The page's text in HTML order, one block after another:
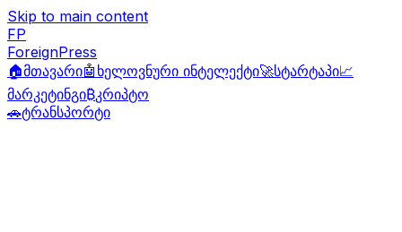
Skip to main content
FP
ForeignPress
🏠მთავარი🤖 ხელოვნური ინტელექტი🚀სტარტაპი📈
მარკეტინგი₿კრიპტო
🚗ტრანსპორტი